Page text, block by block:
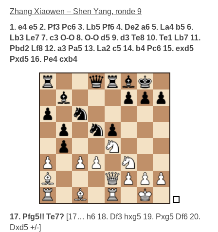
Zhang Xiaowen – Shen Yang, ronde 9
1. e4 e5 2. Pf3 Pc6 3. Lb5 Pf6 4. De2 a6 5. La4 b5 6.
Lb3 Le7 7. c3 O-O 8. O-O d5 9. d3 Te8 10. Te1 Lb7 11.
Pbd2 Lf8 12. a3 Pa5 13. La2 c5 14. b4 Pc6 15. exd5
Pxd5 16. Pe4 cxb4
17. Pfg5!! Te7? [17… h6 18. Df3 hxg5 19. Pxg5 Df6 20.
Dxd5 +/-]